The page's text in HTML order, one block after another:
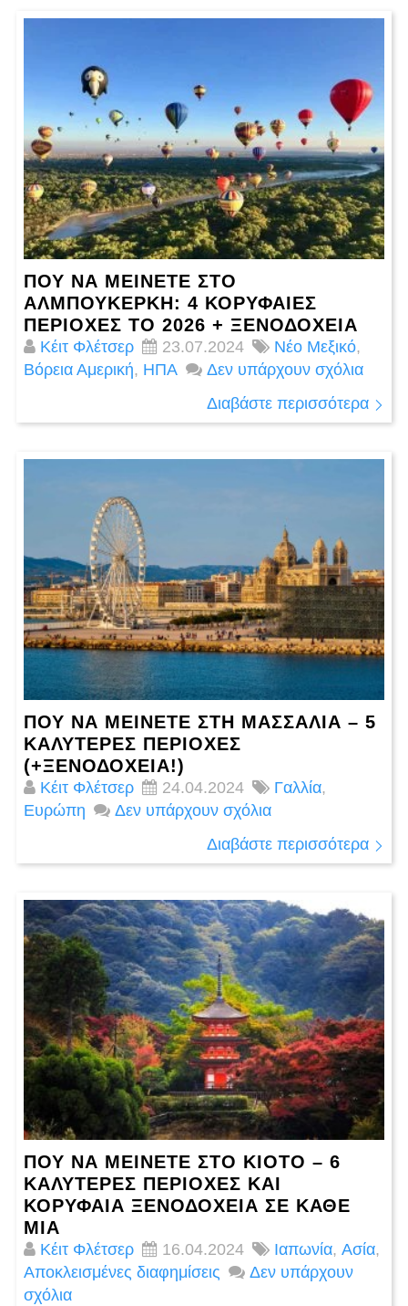
ΠΟΎ ΝΑ ΜΕΊΝΕΤΕ ΣΤΟ
ΑΛΜΠΟΥΚΈΡΚΗ: 4 ΚΟΡΥΦΑΊΕΣ
ΠΕΡΙΟΧΈΣ ΤΟ 2026 + ΞΕΝΟΔΟΧΕΊΑ
Κέιτ Φλέτσερ 23.07.2024 Νέο Μεξικό,
Βόρεια Αμερική, ΗΠΑ
Δεν υπάρχουν σχόλια
Διαβάστε περισσότερα
ΠΟΎ ΝΑ ΜΕΊΝΕΤΕ ΣΤΗ ΜΑΣΣΑΛΊΑ – 5
ΚΑΛΥΤΕΡΕΣ ΠΕΡΙΟΧΈΣ
(+ΞΕΝΟΔΟΧΕΊΑ!)
Κέιτ Φλέτσερ 24.04.2024 Γαλλία,
Ευρώπη
Δεν υπάρχουν σχόλια
Διαβάστε περισσότερα
ΠΟΎ ΝΑ ΜΕΊΝΕΤΕ ΣΤΟ ΚΙΌΤΟ – 6
ΚΑΛΥΤΕΡΕΣ ΠΕΡΙΟΧΈΣ ΚΑΙ
ΚΟΡΥΦΑΊΑ ΞΕΝΟΔΟΧΕΊΑ ΣΕ ΚΆΘΕ
ΜΊΑ
Κέιτ Φλέτσερ 16.04.2024 Ιαπωνία, Ασία,
Αποκλεισμένες διαφημίσεις
Δεν υπάρχουν
σχόλια